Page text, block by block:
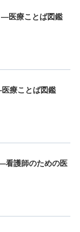
―医療ことば図鑑
療ことば図鑑
看護師のための医